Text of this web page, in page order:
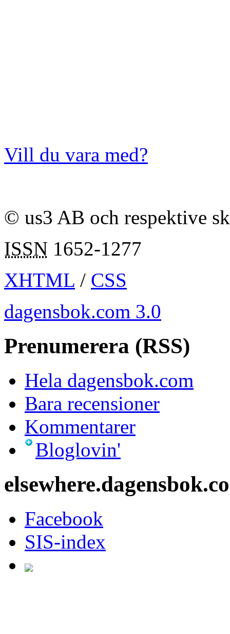
Vill du vara med?
© us3 AB och respektive
ISSN 1652-1277
XHTML / CSS
dagensbok.com 3.0
Prenumerera (RSS)
Hela dagensbok.com
Bara recensioner
Kommentarer
Bloglovin'
Facebook
SIS-index